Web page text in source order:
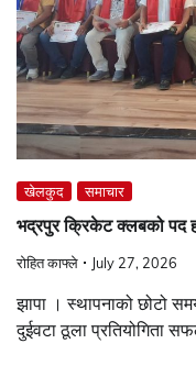
खेलकुद समाचार
भद्रपुर क्रिकेट क्लबको पद
रोहित काफ्ले July 27, 2026
झापा । स्थापनाको छोटो
दुईवटा ठूला प्रतियोगिता